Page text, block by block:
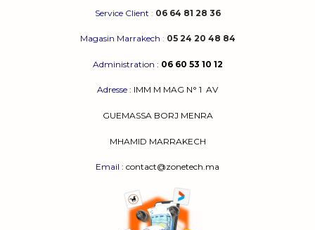
produit
Service Client : 06 64 81 28 36
Magasin Marrakech : 05 24 20 48 84
Administration : 06 60 53 10 12
Adresse : IMM M MAG N° 1 AV
GUEMASSA BORJ MENRA
MHAMID MARRAKECH
Email : contact@zonetech.ma